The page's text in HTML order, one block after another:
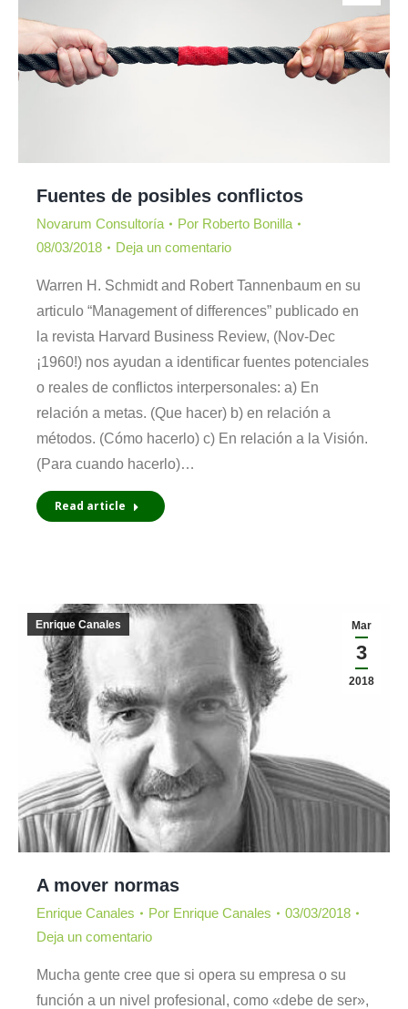
Fuentes de posibles conflictos
Novarum Consultoría Por Roberto Bonilla
08/03/2018
Deja un comentario
Warren H. Schmidt and Robert Tannenbaum en su
articulo “Management of differences” publicado en
la revista Harvard Business Review, (Nov-Dec
¡1960!) nos ayudan a identificar fuentes potenciales
o reales de conflictos interpersonales: a) En
relación a metas. (Que hacer) b) en relación a
métodos. (Cómo hacerlo) c) En relación a la Visión.
(Para cuando hacerlo)…
Read article
Mar
3
2018
Enrique Canales
A mover normas
Enrique Canales Por Enrique Canales
03/03/2018
Deja un comentario
Mucha gente cree que si opera su empre­sa o su
función a un nivel profesional, como «debe de ser»,